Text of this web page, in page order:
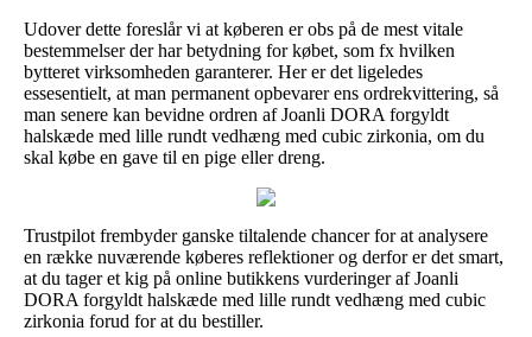
Udover dette foreslår vi at køberen er obs på de mest vitale
bestemmelser der har betydning for købet, som fx hvilken
bytteret virksomheden garanterer. Her er det ligeledes
essesentielt, at man permanent opbevarer ens ordrekvittering, så
man senere kan bevidne ordren af Joanli DORA forgyldt
halskæde med lille rundt vedhæng med cubic zirkonia, om du
skal købe en gave til en pige eller dreng.
Trustpilot frembyder ganske tiltalende chancer for at analysere
en række nuværende køberes reflektioner og derfor er det smart,
at du tager et kig på online butikkens vurderinger af Joanli
DORA forgyldt halskæde med lille rundt vedhæng med cubic
zirkonia forud for at du bestiller.